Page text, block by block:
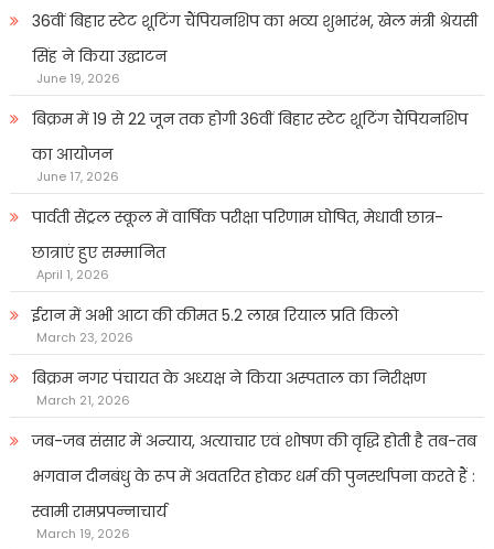
36वीं बिहार स्टेट शूटिंग चैंपियनशिप का भव्य शुभारंभ, खेल मंत्री श्रेयसी
सिंह ने किया उद्घाटन
June 19, 2026
बिक्रम में 19 से 22 जून तक होगी 36वीं बिहार स्टेट शूटिंग चैंपियनशिप
का आयोजन
June 17, 2026
पार्वती सेंट्रल स्कूल में वार्षिक परीक्षा परिणाम घोषित, मेधावी छात्र-
छात्राएं हुए सम्मानित
April 1, 2026
ईरान में अभी आटा की कीमत 5.2 लाख रियाल प्रति किलो
March 23, 2026
बिक्रम नगर पंचायत के अध्यक्ष ने किया अस्पताल का निरीक्षण
March 21, 2026
जब-जब संसार में अन्याय, अत्याचार एवं शोषण की वृद्धि होती है तब-तब
भगवान दीनबंधु के रूप में अवतरित होकर धर्म की पुनर्स्थापना करते हैं :
स्वामी रामप्रपन्नाचार्य
March 19, 2026